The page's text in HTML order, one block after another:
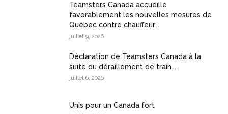
Teamsters Canada accueille
favorablement les nouvelles mesures de
Québec contre chauffeur...
juillet 9, 2026
Déclaration de Teamsters Canada à la
suite du déraillement de train...
juillet 6, 2026
Unis pour un Canada fort